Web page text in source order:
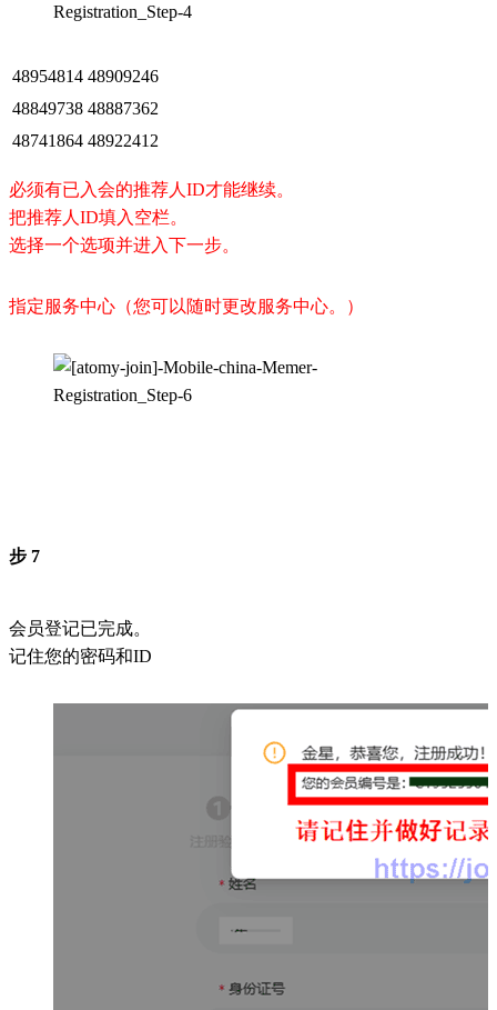
48954814 48909246
48849738 48887362
48741864 48922412
必须有已入会的推荐人ID才能继续。
把推荐人ID填入空栏。
选择一个选项并进入下一步。
指定服务中心（您可以随时更改服务中心。）
步 7
会员登记已完成。
记住您的密码和ID